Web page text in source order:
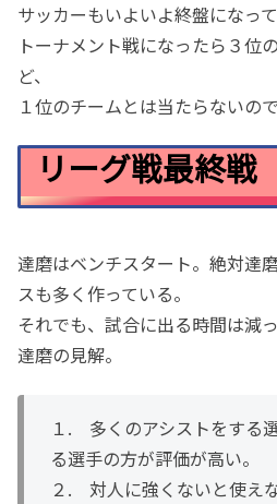
サッカーもいよいよ終盤になっ
トーナメント戦になったら３位
ど、
１位のチームとは当たらないの
リーグ戦最終戦
達磨はベンチスタート。絶対達
スも多く作っている。
それでも、試合に出る時間は減っ
達磨の見解。
１. 多くのアシストをする
る選手の方が評価が高い。
２. 対人に強くないと使え